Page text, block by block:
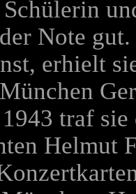
Note
erhielt
traf
Helmut